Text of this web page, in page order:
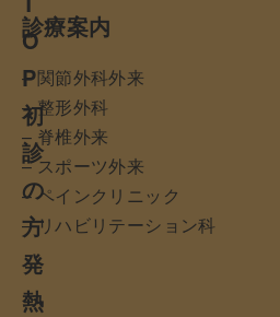
O
P
初
診
の
方
発
熱
診療案内
– 関節外科外来
– 整形外科
– 脊椎外来
– スポーツ外来
– ペインクリニック
– リハビリテーション科